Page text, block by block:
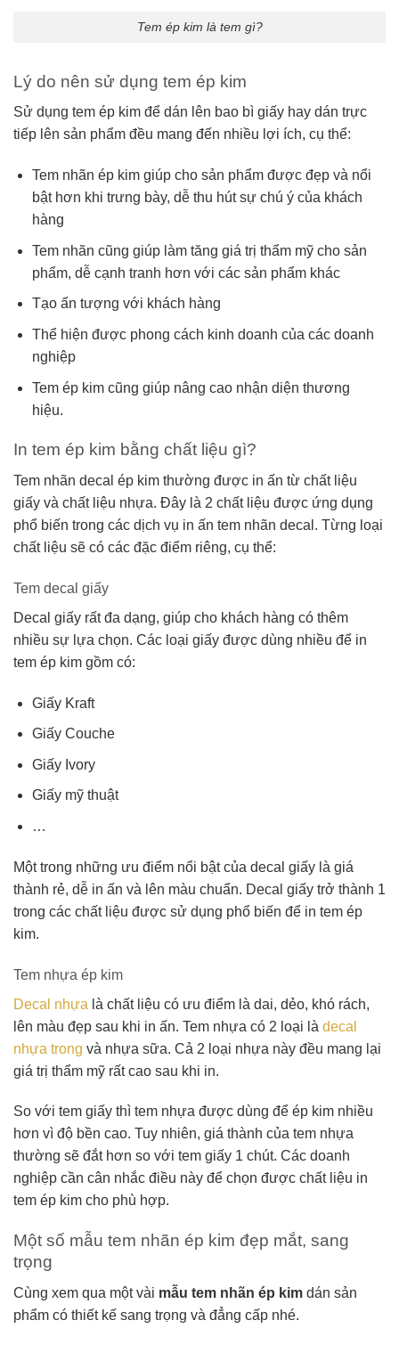
Tem ép kim là tem gì?
Lý do nên sử dụng tem ép kim
Sử dụng tem ép kim để dán lên bao bì giấy hay dán trực
tiếp lên sản phẩm đều mang đến nhiều lợi ích, cụ thể:
Tem nhãn ép kim giúp cho sản phẩm được đẹp và nổi
bật hơn khi trưng bày, dễ thu hút sự chú ý của khách
hàng
Tem nhãn cũng giúp làm tăng giá trị thẩm mỹ cho sản
phẩm, dễ cạnh tranh hơn với các sản phẩm khác
Tạo ấn tượng với khách hàng
Thể hiện được phong cách kinh doanh của các doanh
nghiệp
Tem ép kim cũng giúp nâng cao nhận diện thương
hiệu.
In tem ép kim bằng chất liệu gì?
Tem nhãn decal ép kim thường được in ấn từ chất liệu
giấy và chất liệu nhựa. Đây là 2 chất liệu được ứng dụng
phổ biến trong các dịch vụ in ấn tem nhãn decal. Từng loại
chất liệu sẽ có các đặc điểm riêng, cụ thể:
Tem decal giấy
Decal giấy rất đa dạng, giúp cho khách hàng có thêm
nhiều sự lựa chọn. Các loại giấy được dùng nhiều để in
tem ép kim gồm có:
Giấy Kraft
Giấy Couche
Giấy Ivory
Giấy mỹ thuật
…
Một trong những ưu điểm nổi bật của decal giấy là giá
thành rẻ, dễ in ấn và lên màu chuẩn. Decal giấy trở thành 1
trong các chất liệu được sử dụng phổ biến để in tem ép
kim.
Tem nhựa ép kim
Decal nhựa là chất liệu có ưu điểm là dai, dẻo, khó rách,
lên màu đẹp sau khi in ấn. Tem nhựa có 2 loại là decal
nhựa trong và nhựa sữa. Cả 2 loại nhựa này đều mang lại
giá trị thẩm mỹ rất cao sau khi in.
So với tem giấy thì tem nhựa được dùng để ép kim nhiều
hơn vì độ bền cao. Tuy nhiên, giá thành của tem nhựa
thường sẽ đắt hơn so với tem giấy 1 chút. Các doanh
nghiệp cần cân nhắc điều này để chọn được chất liệu in
tem ép kim cho phù hợp.
Một số mẫu tem nhãn ép kim đẹp mắt, sang
trọng
Cùng xem qua một vài mẫu tem nhãn ép kim dán sản
phẩm có thiết kế sang trọng và đẳng cấp nhé.